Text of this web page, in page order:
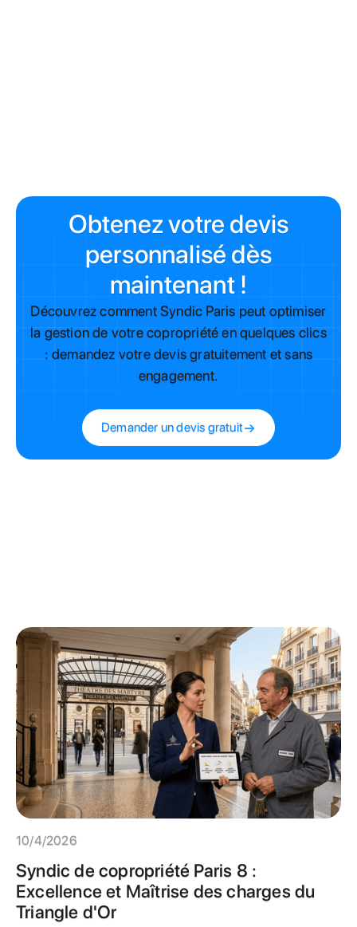
Obtenez votre devis
personnalisé dès
maintenant !
Découvrez comment Syndic Paris peut optimiser
la gestion de votre copropriété en quelques clics
: demandez votre devis gratuitement et sans
engagement.
Demander un devis gratuit
10/4/2026
Syndic de copropriété Paris 8 :
Excellence et Maîtrise des charges du
Triangle d'Or